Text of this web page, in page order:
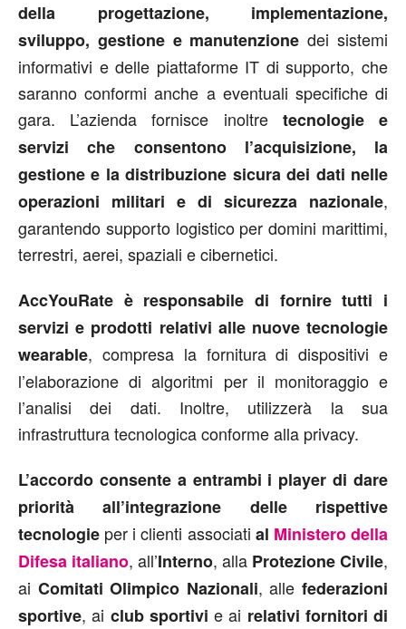
della progettazione, implementazione,
sviluppo, gestione e manutenzione dei sistemi
informativi e delle piattaforme IT di supporto, che
saranno conformi anche a eventuali specifiche di
gara. L’azienda fornisce inoltre tecnologie e
servizi che consentono l’acquisizione, la
gestione e la distribuzione sicura dei dati nelle
operazioni militari e di sicurezza nazionale,
garantendo supporto logistico per domini marittimi,
terrestri, aerei, spaziali e cibernetici.
AccYouRate è responsabile di fornire tutti i
servizi e prodotti relativi alle nuove tecnologie
wearable, compresa la fornitura di dispositivi e
l’elaborazione di algoritmi per il monitoraggio e
l’analisi dei dati. Inoltre, utilizzerà la sua
infrastruttura tecnologica conforme alla privacy.
L’accordo consente a entrambi i player di dare
priorità all’integrazione delle rispettive
tecnologie per i clienti associati al Ministero della
Difesa italiano, all’Interno, alla Protezione Civile,
ai Comitati Olimpico Nazionali, allefederazioni
sportive, ai club sportivi e ai relativi fornitori di